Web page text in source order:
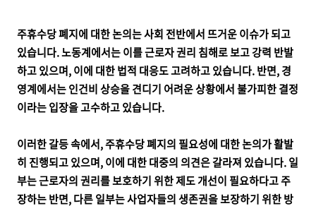
주휴수당 폐지에 대한 논의는 사회 전반에서 뜨거운 이슈가 되고
있습니다. 노동계에서는 이를 근로자 권리 침해로 보고 강력 반발
하고 있으며, 이에 대한 법적 대응도 고려하고 있습니다. 반면, 경
영계에서는 인건비 상승을 견디기 어려운 상황에서 불가피한 결정
이라는 입장을 고수하고 있습니다.
이러한 갈등 속에서, 주휴수당 폐지의 필요성에 대한 논의가 활발
히 진행되고 있으며, 이에 대한 대중의 의견은 갈라져 있습니다. 일
부는 근로자의 권리를 보호하기 위한 제도 개선이 필요하다고 주
장하는 반면, 다른 일부는 사업자들의 생존권을 보장하기 위한 방